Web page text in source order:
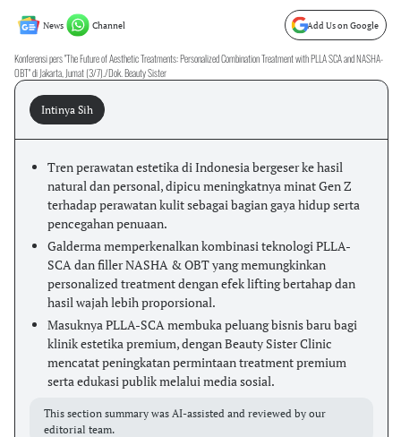
News Channel Add Us on Google
Konferensi pers "The Future of Aesthetic Treatments: Personalized Combination Treatment with PLLA SCA and NASHA-
OBT" di Jakarta, Jumat (3/7)./Dok. Beauty Sister
Intinya Sih
Tren perawatan estetika di Indonesia bergeser ke hasil
natural dan personal, dipicu meningkatnya minat Gen Z
terhadap perawatan kulit sebagai bagian gaya hidup serta
pencegahan penuaan.
Galderma memperkenalkan kombinasi teknologi PLLA-
SCA dan filler NASHA & OBT yang memungkinkan
personalized treatment dengan efek lifting bertahap dan
hasil wajah lebih proporsional.
Masuknya PLLA-SCA membuka peluang bisnis baru bagi
klinik estetika premium, dengan Beauty Sister Clinic
mencatat peningkatan permintaan treatment premium
serta edukasi publik melalui media sosial.
This section summary was AI-assisted and reviewed by our
editorial team.